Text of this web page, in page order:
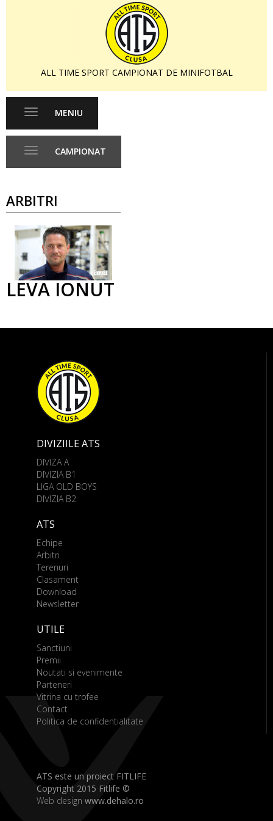
ALL TIME SPORT CAMPIONAT DE MINIFOTBAL
Toggle
MENIU
Toggle
CAMPIONAT
ARBITRI
LEVA IONUT
DIVIZIILE ATS
DIVIZA A
DIVIZIA B1
LIGA OLD BOYS
DIVIZIA B2
ATS
Echipe
Arbitri
Terenuri
Clasament
Download
Newsletter
UTILE
Sanctiuni
Premii
Noutati si evenimente
Parteneri
Vitrina cu trofee
Contact
Politica de confidentialitate
ATS este un proiect FITLIFE
Copyright 2015 Fitlife ©
Web design www.dehalo.ro